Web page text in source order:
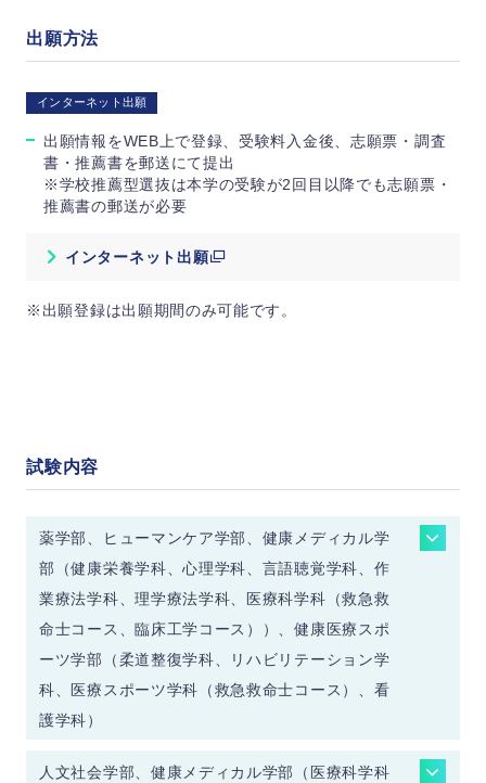
出願方法
インターネット出願
出願情報をWEB上で登録、受験料入金後、志願票・調査
書・推薦書を郵送にて提出
※学校推薦型選抜は本学の受験が2回目以降でも志願票・
推薦書の郵送が必要
インターネット出願
※出願登録は出願期間のみ可能です。
試験内容
薬学部、ヒューマンケア学部、健康メディカル学
部（健康栄養学科、心理学科、言語聴覚学科、作
業療法学科、理学療法学科、医療科学科（救急救
命士コース、臨床工学コース））、健康医療スポ
ーツ学部（柔道整復学科、リハビリテーション学
科、医療スポーツ学科（救急救命士コース）、看
護学科）
個別面接
人文社会学部、健康メディカル学部（医療科学科